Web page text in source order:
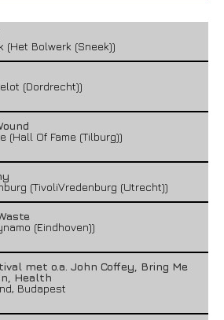
(Het Bolwerk (Sneek))
(Dordrecht))
(Hall Of Fame (Tilburg))
(TivoliVredenburg (Utrecht))
(Eindhoven))
met o.a. John Coffey, Bring Me
Health
Budapest